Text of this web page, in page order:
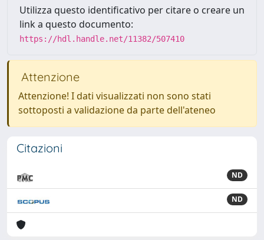
Utilizza questo identificativo per citare o creare un
link a questo documento:
https://hdl.handle.net/11382/507410
Attenzione
Attenzione! I dati visualizzati non sono stati
sottoposti a validazione da parte dell'ateneo
Citazioni
ND
ND